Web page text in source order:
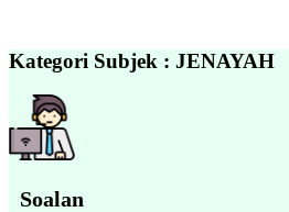
Kategori Subjek : JENAYAH
Soalan